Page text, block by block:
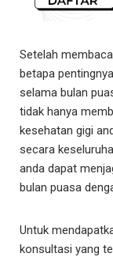
Setelah
betapa
selama bulan
tidak hanya
kesehatan gigi
secara
anda dapat
bulan puasa
Untuk
konsultasi yang